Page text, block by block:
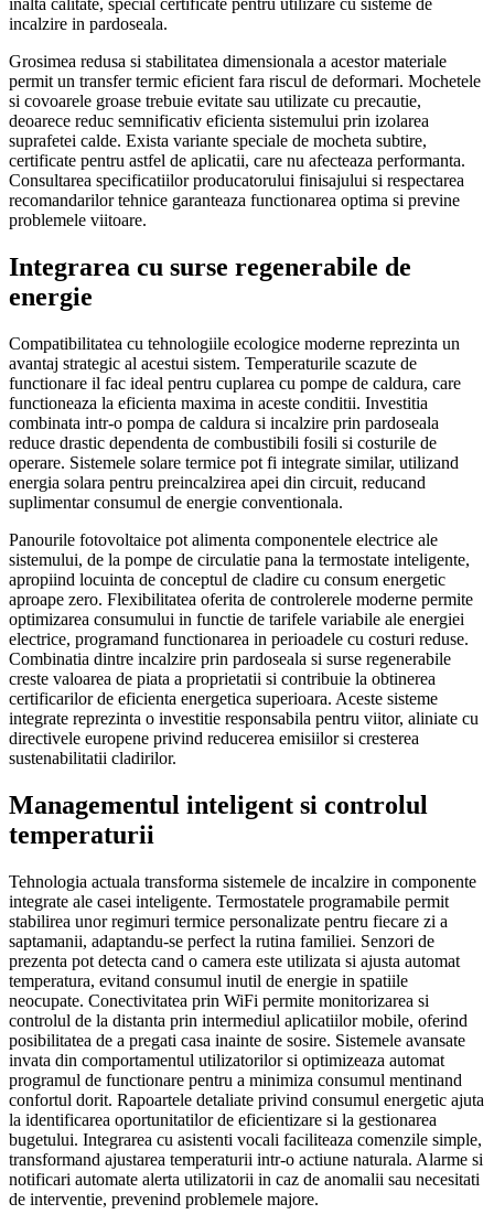
inalta calitate, special certificate pentru utilizare cu sisteme de
incalzire in pardoseala.
Grosimea redusa si stabilitatea dimensionala a acestor materiale
permit un transfer termic eficient fara riscul de deformari. Mochetele
si covoarele groase trebuie evitate sau utilizate cu precautie,
deoarece reduc semnificativ eficienta sistemului prin izolarea
suprafetei calde. Exista variante speciale de mocheta subtire,
certificate pentru astfel de aplicatii, care nu afecteaza performanta.
Consultarea specificatiilor producatorului finisajului si respectarea
recomandarilor tehnice garanteaza functionarea optima si previne
problemele viitoare.
Integrarea cu surse regenerabile de
energie
Compatibilitatea cu tehnologiile ecologice moderne reprezinta un
avantaj strategic al acestui sistem. Temperaturile scazute de
functionare il fac ideal pentru cuplarea cu pompe de caldura, care
functioneaza la eficienta maxima in aceste conditii. Investitia
combinata intr-o pompa de caldura si incalzire prin pardoseala
reduce drastic dependenta de combustibili fosili si costurile de
operare. Sistemele solare termice pot fi integrate similar, utilizand
energia solara pentru preincalzirea apei din circuit, reducand
suplimentar consumul de energie conventionala.
Panourile fotovoltaice pot alimenta componentele electrice ale
sistemului, de la pompe de circulatie pana la termostate inteligente,
apropiind locuinta de conceptul de cladire cu consum energetic
aproape zero. Flexibilitatea oferita de controlerele moderne permite
optimizarea consumului in functie de tarifele variabile ale energiei
electrice, programand functionarea in perioadele cu costuri reduse.
Combinatia dintre incalzire prin pardoseala si surse regenerabile
creste valoarea de piata a proprietatii si contribuie la obtinerea
certificarilor de eficienta energetica superioara. Aceste sisteme
integrate reprezinta o investitie responsabila pentru viitor, aliniate cu
directivele europene privind reducerea emisiilor si cresterea
sustenabilitatii cladirilor.
Managementul inteligent si controlul
temperaturii
Tehnologia actuala transforma sistemele de incalzire in componente
integrate ale casei inteligente. Termostatele programabile permit
stabilirea unor regimuri termice personalizate pentru fiecare zi a
saptamanii, adaptandu-se perfect la rutina familiei. Senzori de
prezenta pot detecta cand o camera este utilizata si ajusta automat
temperatura, evitand consumul inutil de energie in spatiile
neocupate. Conectivitatea prin WiFi permite monitorizarea si
controlul de la distanta prin intermediul aplicatiilor mobile, oferind
posibilitatea de a pregati casa inainte de sosire. Sistemele avansate
invata din comportamentul utilizatorilor si optimizeaza automat
programul de functionare pentru a minimiza consumul mentinand
confortul dorit. Rapoartele detaliate privind consumul energetic ajuta
la identificarea oportunitatilor de eficientizare si la gestionarea
bugetului. Integrarea cu asistenti vocali faciliteaza comenzile simple,
transformand ajustarea temperaturii intr-o actiune naturala. Alarme si
notificari automate alerta utilizatorii in caz de anomalii sau necesitati
de interventie, prevenind problemele majore.